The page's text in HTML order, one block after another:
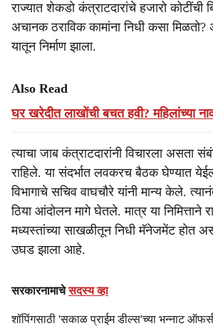
राज्यात शेकडो कंत्राटदारांचे हजारो कोटींची
अचानक ठराविक कामांना निधी कसा मिळतो?
यातून निर्माण झाला.
Also Read
घर खरेदीत लाखोंची बचत हवी? महिलांच्या
त्याचा जाब कंत्राटदारांनी विचारला असता
राहिले. या संदर्भात लवकरच बैठक घेण्यात
विभागाचे सचिव वाघचौरे यांनी मान्य केले.
ठिया आंदोलन मागे घेतले. मात्र या
मध्यस्तांच्या साखळीतून निधी मॅनेजमेंट होत
उघड झाला आहे.
सरकारनामाचेसदस्य व्हा
शॉपिंगसाठी 'सकाळ प्राईम डील्स'च्या भन्नाट